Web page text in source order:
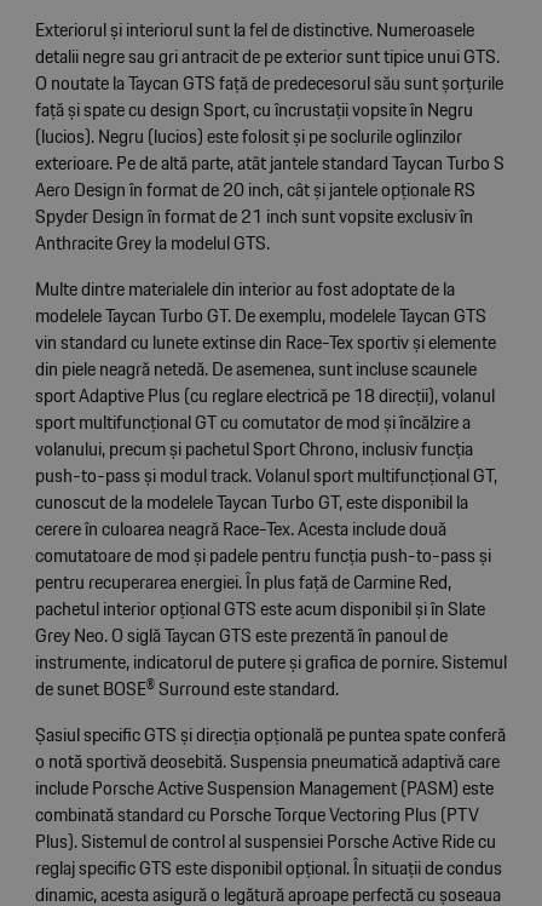
Exteriorul și interiorul sunt la fel de distinctive. Numeroasele
detalii negre sau gri antracit de pe exterior sunt tipice unui GTS.
O noutate la Taycan GTS față de predecesorul său sunt șorțurile
față și spate cu design Sport, cu încrustații vopsite în Negru
(lucios). Negru (lucios) este folosit și pe soclurile oglinzilor
exterioare. Pe de altă parte, atât jantele standard Taycan Turbo S
Aero Design în format de 20 inch, cât și jantele opționale RS
Spyder Design în format de 21 inch sunt vopsite exclusiv în
Anthracite Grey la modelul GTS.
Multe dintre materialele din interior au fost adoptate de la
modelele Taycan Turbo GT. De exemplu, modelele Taycan GTS
vin standard cu lunete extinse din Race-Tex sportiv și elemente
din piele neagră netedă. De asemenea, sunt incluse scaunele
sport Adaptive Plus (cu reglare electrică pe 18 direcții), volanul
sport multifuncțional GT cu comutator de mod și încălzire a
volanului, precum și pachetul Sport Chrono, inclusiv funcția
push-to-pass și modul track. Volanul sport multifuncțional GT,
cunoscut de la modelele Taycan Turbo GT, este disponibil la
cerere în culoarea neagră Race-Tex. Acesta include două
comutatoare de mod și padele pentru funcția push-to-pass și
pentru recuperarea energiei. În plus față de Carmine Red,
pachetul interior opțional GTS este acum disponibil și în Slate
Grey Neo. O siglă Taycan GTS este prezentă în panoul de
instrumente, indicatorul de putere și grafica de pornire. Sistemul
de sunet BOSE® Surround este standard.
Șasiul specific GTS și direcția opțională pe puntea spate conferă
o notă sportivă deosebită. Suspensia pneumatică adaptivă care
include Porsche Active Suspension Management (PASM) este
combinată standard cu Porsche Torque Vectoring Plus (PTV
Plus). Sistemul de control al suspensiei Porsche Active Ride cu
reglaj specific GTS este disponibil opțional. În situații de condus
dinamic, acesta asigură o legătură aproape perfectă cu șoseaua